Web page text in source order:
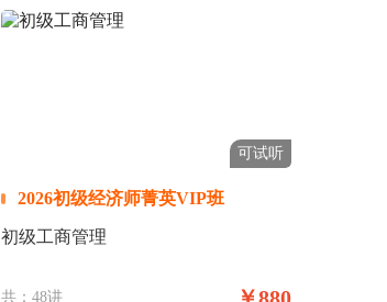
可试听
2026初级经济师菁英VIP班
初级工商管理
共：48讲